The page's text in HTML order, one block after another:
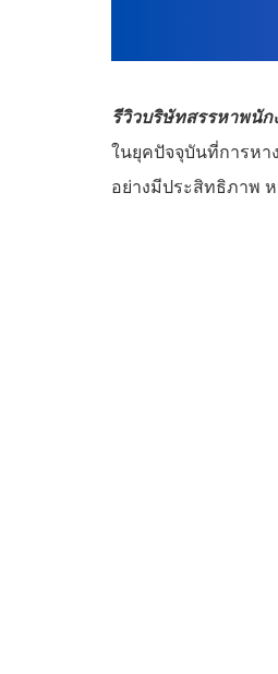
รีวิวบริษัทสรรหาพนัก
ในยุคปัจจุบันที่การหา
อย่างมีประสิทธิภาพ